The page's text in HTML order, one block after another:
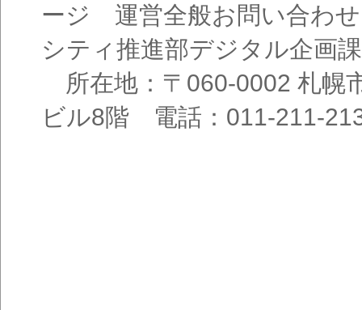
ージ 運営全般お問い合わ
シティ推進部デジタル企画課
所在地：〒060-0002 札幌
ビル8階 電話：011-211-